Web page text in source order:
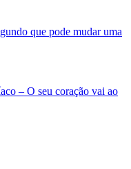
que pode mudar uma
– O seu coração vai ao